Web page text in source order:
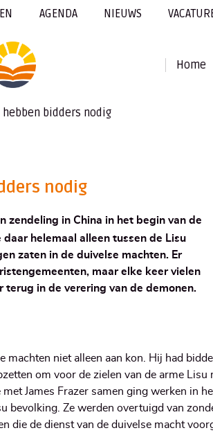
AGENDA NIEUWS
Home
hebben bidders nodig
nodig
zendeling in China in het begin van de
helemaal alleen tussen de Lisu
zaten in de duivelse machten. Er
maar elke keer vielen
terug in de verering van de demonen.
machten niet alleen aan kon. Hij had
om voor de zielen van de arme
James Frazer samen ging werken in
bevolking. Ze werden overtuigd van
die de dienst van de duivelse macht